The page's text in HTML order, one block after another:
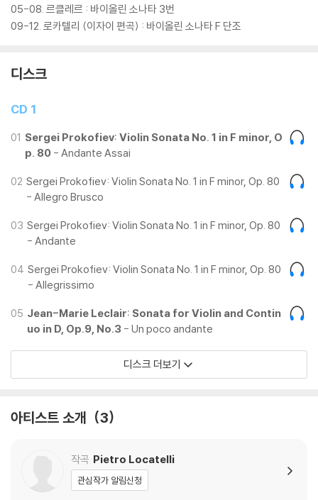
05-08. 르클레르 : 바이올린 소나타 3번
09-12. 로카텔리 (이자이 편곡) : 바이올린 소나타 F 단조
디스크
CD 1
01 Sergei Prokofiev: Violin Sonata No. 1 in F minor, O
p. 80 - Andante Assai
02 Sergei Prokofiev: Violin Sonata No. 1 in F minor, Op. 80
- Allegro Brusco
03 Sergei Prokofiev: Violin Sonata No. 1 in F minor, Op. 80
- Andante
04 Sergei Prokofiev: Violin Sonata No. 1 in F minor, Op. 80
- Allegrissimo
05 Jean-Marie Leclair: Sonata for Violin and Contin
uo in D, Op.9, No.3 - Un poco andante
디스크 더보기
아티스트 소개 3
작곡 Pietro Locatelli
관심작가 알림신청